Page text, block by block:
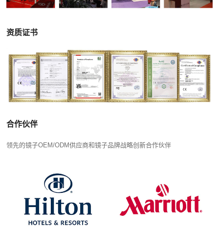
资质证书
合作伙伴
领先的镜子OEM/ODM供应商和镜子品牌战略创新合作伙伴